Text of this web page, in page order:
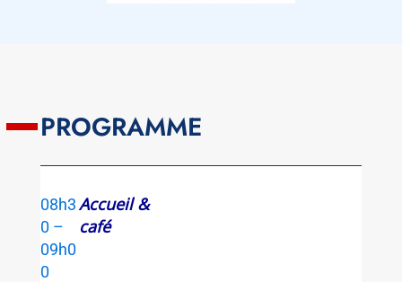
PROGRAMME
08h3
0 –
09h0
0
Accueil &
café